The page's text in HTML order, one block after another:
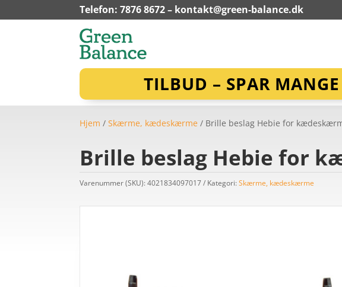
Telefon: 7876 8672 – kontakt@green-balance.dk
TILBUD – SPAR
Hjem /Skærme, kædeskærme / Brille beslag Hebie for
Brille beslag Hebie for
Varenummer (SKU):4021834097017 Kategori:Skærme, kædeskærme